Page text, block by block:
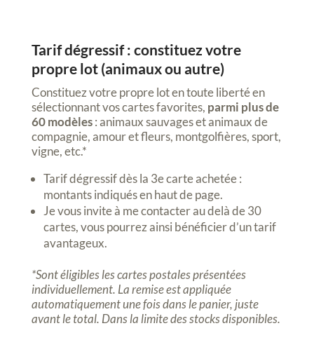
Tarif dégressif : constituez votre
propre lot (animaux ou autre)
Constituez votre propre lot en toute liberté en
sélectionnant vos cartes favorites, parmi plus de
60 modèles: animaux sauvages et animaux de
compagnie, amour et fleurs, montgolfières, sport,
vigne, etc.*
Tarif dégressif dès la 3e carte achetée :
montants indiqués en haut de page.
Je vous invite à me contacter au delà de 30
cartes, vous pourrez ainsi bénéficier d’un tarif
avantageux.
*Sont éligibles les cartes postales présentées
individuellement. La remise est appliquée
automatiquement une fois dans le panier, juste
avant le total. Dans la limite des stocks disponibles.